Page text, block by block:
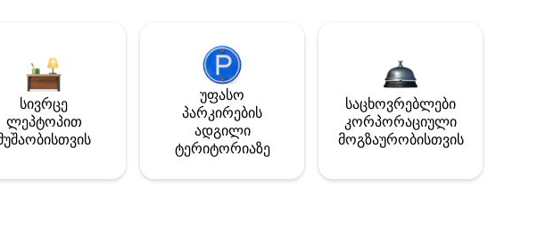
სივრცე
ლეპტოპით
უფასო
პარკირების
ადგილი
ტერიტორიაზე
საცხოვრებლები
კორპორაციული
მოგზაურობისთვის